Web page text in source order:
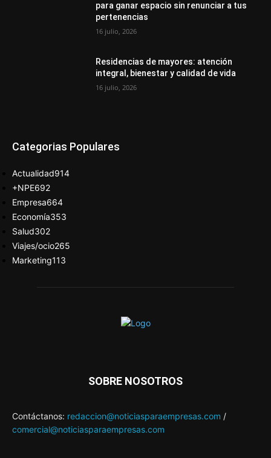
para ganar espacio sin renunciar a tus
pertenencias
16 julio, 2026
Residencias de mayores: atención
integral, bienestar y calidad de vida
16 julio, 2026
Categorias Populares
Actualidad914
+NPE692
Empresa664
Economía353
Salud302
Viajes/ocio265
Marketing113
SOBRE NOSOTROS
Contáctanos: redaccion@noticiasparaempresas.com /
comercial@noticiasparaempresas.com